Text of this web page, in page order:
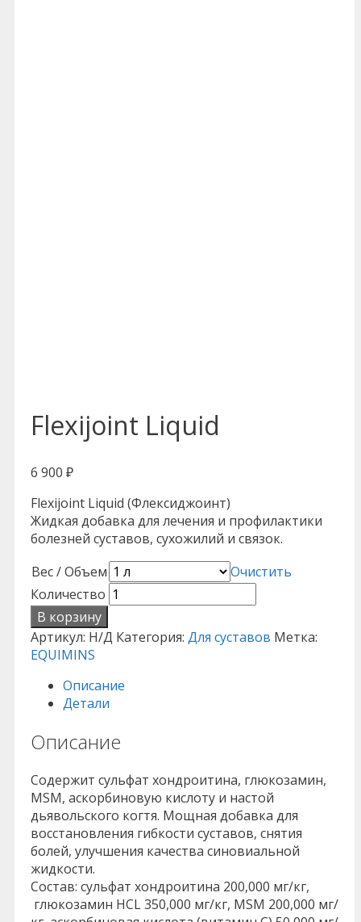
Flexijoint Liquid
6 900 ₽
Flexijoint Liquid (Флексиджоинт)
Жидкая добавка для лечения и профилактики
болезней суставов, сухожилий и связок.
Вес / Объем
Очистить
Количество
В корзину
Артикул: Н/Д Категория: Для суставов Метка:
EQUIMINS
Описание
Детали
Описание
Содержит сульфат хондроитина, глюкозамин,
MSM, аскорбиновую кислоту и настой
дьявольского когтя. Мощная добавка для
восстановления гибкости суставов, снятия
болей, улучшения качества синовиальной
жидкости.
Состав: сульфат хондроитина 200,000 мг/кг,
глюкозамин HCL 350,000 мг/кг, MSM 200,000 мг/